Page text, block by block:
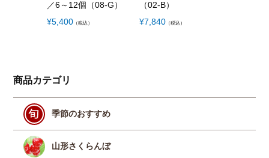
／6～12個（08-G）
¥5,400 （税込）
（02-B）
¥7,840 （税込）
商品カテゴリ
季節のおすすめ
山形さくらんぼ